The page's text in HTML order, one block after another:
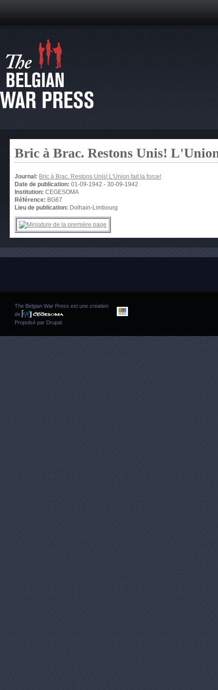
Bric à Brac. Restons Unis!
Journal: Bric à Brac. Restons Unis! L'Union fait la force!
Date de publication: 01-09-1942 - 30-09-1942
Institution: CEGESOMA
Référence: BG67
Lieu de publication: Dolhain-Limbourg
The Belgian War Press est une création
de
Propulsé par Drupal